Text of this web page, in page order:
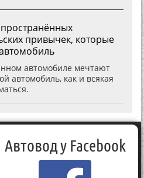
привычек, которые
автомобиле мечтают
автомобиль, как и всякая
Україна
Автовод у Facebook